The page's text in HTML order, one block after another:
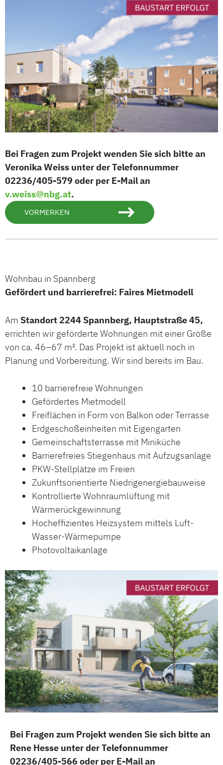
Bei Fragen zum Projekt wenden Sie sich bitte an
Veronika Weiss unter der Telefonnummer
02236/405-579 oder per E-Mail an
v.weiss@nbg.at.
VORMERKEN
Wohnbau in Spannberg
Gefördert und barrierefrei: Faires Mietmodell
Am Standort 2244 Spannberg, Hauptstraße 45,
errichten wir geförderte Wohnungen mit einer Größe
von ca. 46–67 m². Das Projekt ist aktuell noch in
Planung und Vorbereitung. Wir sind bereits im Bau.
10 barrierefreie Wohnungen
Gefördertes Mietmodell
Freiflächen in Form von Balkon oder Terrasse
Erdgeschoßeinheiten mit Eigengarten
Gemeinschaftsterrasse mit Miniküche
Barrierefreies Stiegenhaus mit Aufzugsanlage
PKW-Stellplätze im Freien
Zukunftsorientierte Niedrigenergiebauweise
Kontrollierte Wohnraumlüftung mit
Wärmerückgewinnung
Hocheffizientes Heizsystem mittels Luft-
Wasser-Wärmepumpe
Photovoltaikanlage
Bei Fragen zum Projekt wenden Sie sich bitte an
Rene Hesse unter der Telefonnummer
02236/405-566 oder per E-Mail an